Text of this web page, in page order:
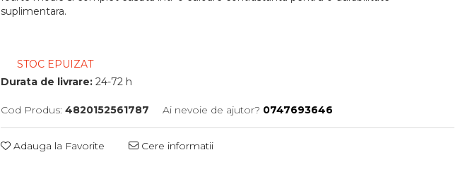
suplimentara.
STOC EPUIZAT
Durata de livrare: 24-72 h
Cod Produs: 4820152561787 Ai nevoie de ajutor? 0747693646
Adauga la Favorite Cere informatii